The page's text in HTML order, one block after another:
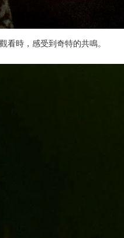
時，感受到奇特的共鳴。